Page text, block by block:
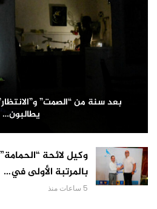
بعد سنة من “الصمت”
يطالبون…
وكيل لائحة
بالمرتبة الأولى في…
5 ساعات منذ